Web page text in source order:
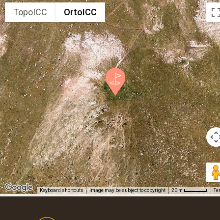
TopoICC OrtoICC
Keyboard shortcuts Image may be subject to copyright 20 m